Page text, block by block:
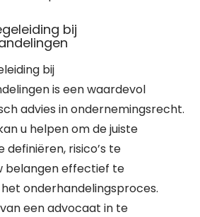
bij
bij
is een waardevol
advies in ondernemingsrecht.
u helpen om de juiste
definiëren, risico’s te
belangen effectief te
onderhandelingsproces.
een advocaat in te